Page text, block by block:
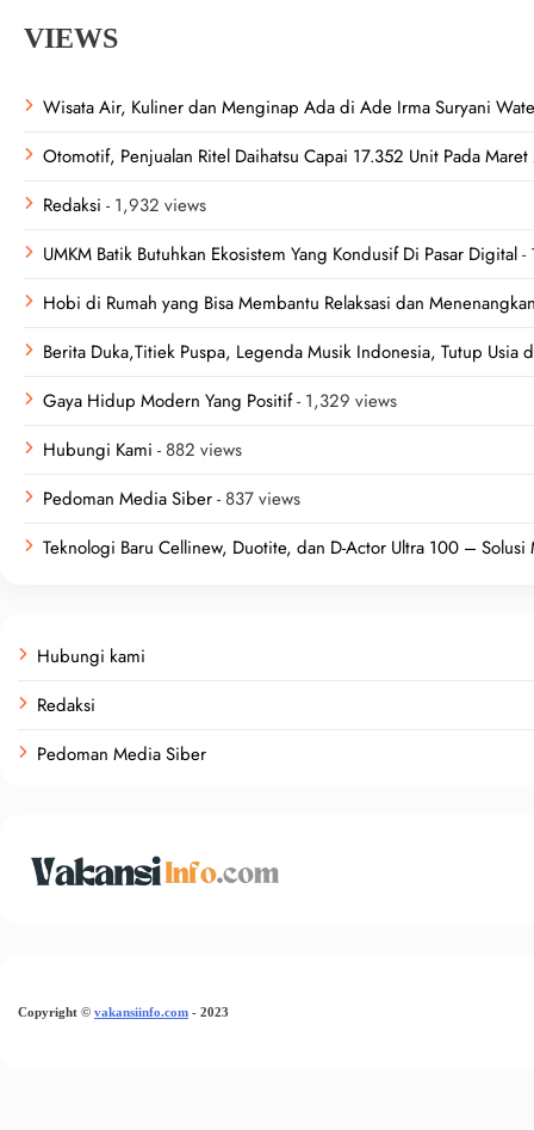
VIEWS
Wisata Air, Kuliner dan Menginap Ada di Ade Irma Suryani
Otomotif, Penjualan Ritel Daihatsu Capai 17.352 Unit Pada
Redaksi - 1,932 views
UMKM Batik Butuhkan Ekosistem Yang Kondusif Di Pasar Digital-
Hobi di Rumah yang Bisa Membantu Relaksasi dan
Berita Duka,Titiek Puspa, Legenda Musik Indonesia, Tutup Usia
Gaya Hidup Modern Yang Positif- 1,329 views
Hubungi Kami - 882 views
Pedoman Media Siber- 837 views
Teknologi Baru Cellinew, Duotite, dan D-Actor Ultra 100 –
Hubungi kami
Redaksi
Pedoman Media Siber
Copyright © vakansiinfo.com - 2023